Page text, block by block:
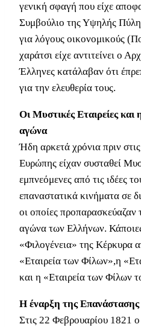
γενική σφαγή που είχε
Συμβούλιο της Υψηλής
για λόγους οικονομικούς
χαράτσι είχε αντιτείνει ο
Έλληνες κατάλαβαν ότι
για την ελευθερία τους.
Οι Μυστικές Εταιρείες και
αγώνα
Ήδη αρκετά χρόνια πριν
Ευρώπης είχαν συσταθεί
εμπνεόμενες από τις ιδέες
επαναστατικά κινήματα σε
οι οποίες προπαρασκεύαζαν
αγώνα των Ελλήνων.
«Φιλογένεια» της Κέρκυρα
«Εταιρεία των Φίλων»,η
και η «Εταιρεία των Φίλων
Η έναρξη της Επανάστασης
Στις 22 Φεβρουαρίου 1821